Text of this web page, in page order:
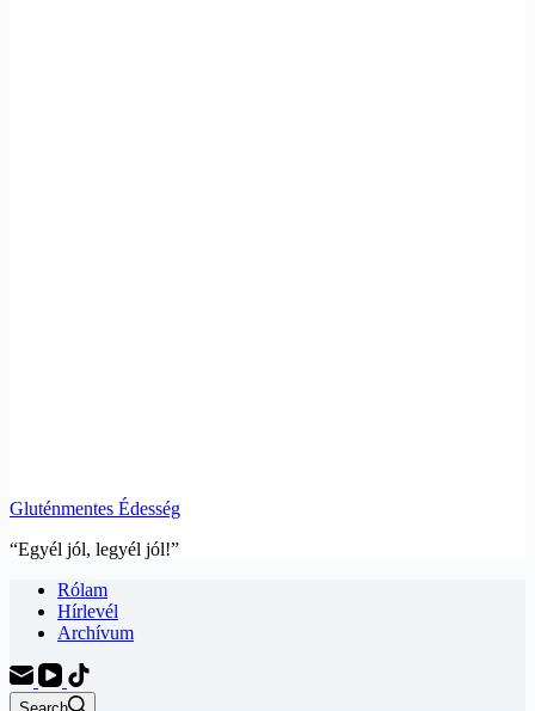
Gluténmentes Édesség
“Egyél jól, legyél jól!”
Rólam
Hírlevél
Archívum